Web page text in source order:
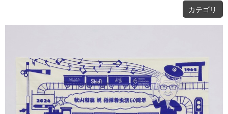
カテゴリ